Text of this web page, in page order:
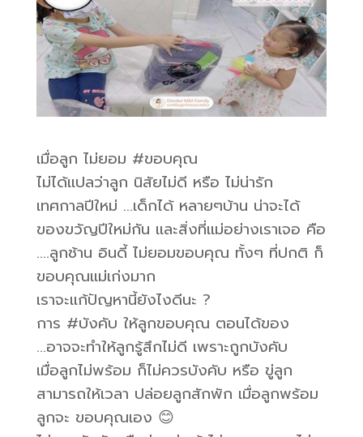
เมื่อลูก ไม่ยอม #ขอบคุณ
ไม่ได้แปลว่าลูก นิสัยไม่ดี หรือ ไม่น่ารัก
เทศกาลปีใหม่ …เด็กได้ หลายๆบ้าน น่าจะได้
ของขวัญปีใหม่กัน และสิ่งที่แม่อย่างเราเจอ คือ
….ลูกช้าน อินดี้ ไม่ยอมขอบคุณ ทั้งๆ ที่ปกติ ก็
ขอบคุณแม่เก่งมาก
เราจะแก้ปัญหานี้ยังไงดีนะ ?
การ #บังคับ ให้ลูกขอบคุณ ตอนได้ของ
…อาจจะทำให้ลูกรู้สึกไม่ดี เพราะถูกบังคับ
เมื่อลูกไม่พร้อม ก็ไม่ควรบังคับ หรือ ขู่ลูก
สามารถให้เวลา ปล่อยลูกสักพัก เมื่อลูกพร้อม
ลูกจะ ขอบคุณเอง 😊